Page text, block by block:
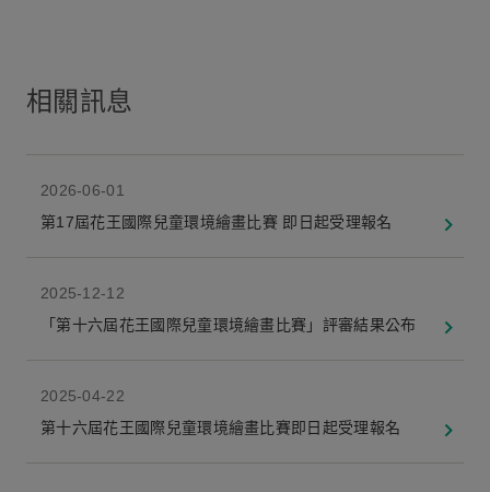
相關訊息
2026-06-01
第17屆花王國際兒童環境繪畫比賽 即日起受理報名
2025-12-12
「第十六屆花王國際兒童環境繪畫比賽」評審結果公布
2025-04-22
第十六屆花王國際兒童環境繪畫比賽即日起受理報名